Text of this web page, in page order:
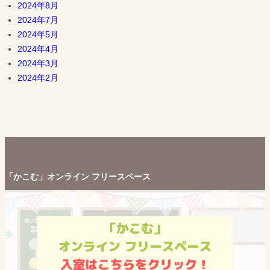
2024年8月
2024年7月
2024年5月
2024年4月
2024年3月
2024年2月
「かこむ」オンライン フリースペース